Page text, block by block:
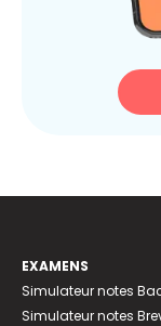
EXAMENS
Simulateur notes
Simulateur notes